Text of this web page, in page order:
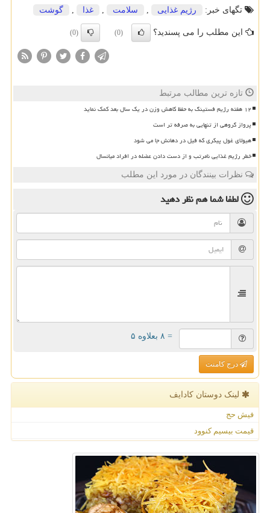
تگهای خبر:
رژیم غذایی سلامت غذا گوشت
این مطلب را می پسندید؟ (0)
(0)
تازه ترین مطالب مرتبط
۱۲ هفته رژیم فستینگ به حفظ کاهش وزن در یک سال بعد کمک نماید
پرواز گروهی از تنهایی به صرفه تر است
هیولای غول پیکری که فیل در دهانش جا می شود
خطر رژیم غذایی نامرتب و از دست دادن عضله در افراد میانسال
نظرات بینندگان در مورد این مطلب
لطفا شما همنظر دهید
= ۸ بعلاوه ۵
درج کامنت
لینک دوستان كادایف
فیش حج
قیمت بیسیم کنوود